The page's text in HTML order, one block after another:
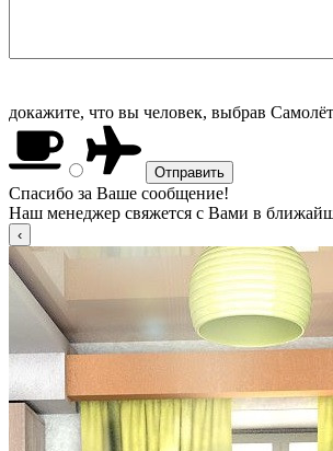
докажите, что вы человек, выбрав Самолёт
Спасибо за Ваше сообщение!
Наш менеджер свяжется с Вами в